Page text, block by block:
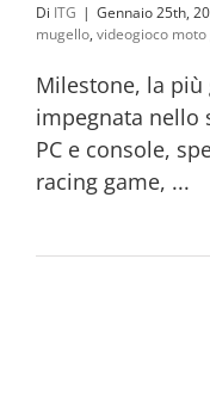
Di ITG | Gennaio 25th,
mugello, videogioco moto
Milestone, la
impegnata nello
PC e console,
racing game, ...